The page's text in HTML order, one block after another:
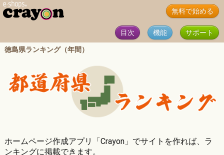
無料で始める
目次 機能
サポート
徳島県ランキング（年間）
ホームページ作成アプリ「Crayon」でサイトを作れば、ラ
ンキングに掲載できます。